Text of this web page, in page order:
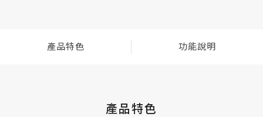
產品特色 功能說明
產品特色